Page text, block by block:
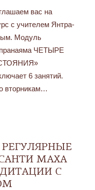
вас на
с учителем Янтра-
Модуль
ЧЕТЫРЕ
6 занятий.
МАХА
С